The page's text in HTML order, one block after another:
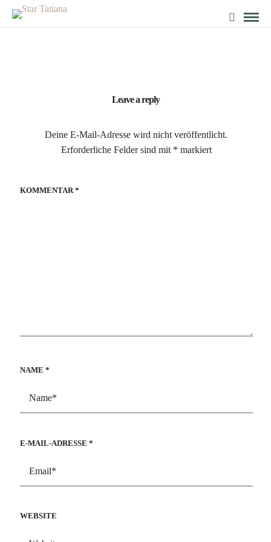
Leave a reply
Deine E-Mail-Adresse wird nicht veröffentlicht.
Erforderliche Felder sind mit * markiert
KOMMENTAR *
NAME *
E-MAIL-ADRESSE *
WEBSITE